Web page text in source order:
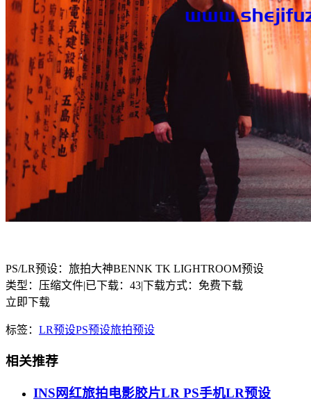
PS/LR预设：旅拍大神BENNK TK LIGHTROOM预设
类型：压缩文件|已下载：43|下载方式：免费下载
立即下载
标签： LR预设PS预设旅拍预设
相关推荐
INS网红旅拍电影胶片LR PS手机LR预设